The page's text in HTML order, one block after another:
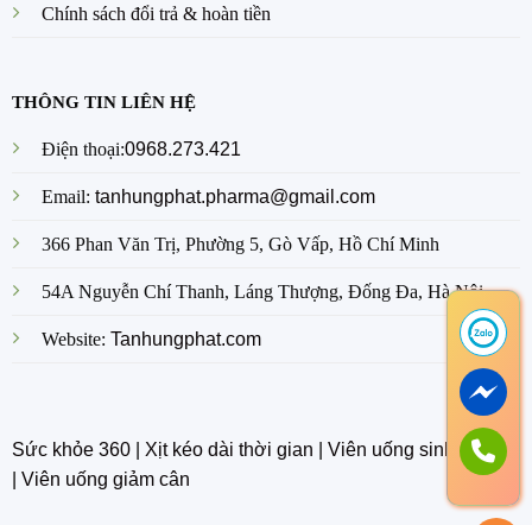
Chính sách đổi trả & hoàn tiền
THÔNG TIN LIÊN HỆ
Điện thoại:0968.273.421
Email: tanhungphat.pharma@gmail.com
366 Phan Văn Trị, Phường 5, Gò Vấp, Hồ Chí Minh
54A Nguyễn Chí Thanh, Láng Thượng, Đống Đa, Hà Nội
Website: Tanhungphat.com
Sức khỏe 360| Xịt kéo dài thời gian
Viên uống sinh lý nam
Viên uống giảm cân